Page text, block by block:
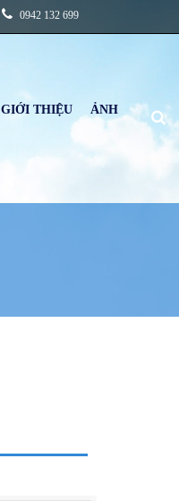
0942 132 699
GIỚI THIỆU ẢNH